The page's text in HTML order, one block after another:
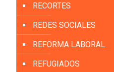
RECORTES
REDES SOCIALES
REFORMA LABORAL
REFUGIADOS